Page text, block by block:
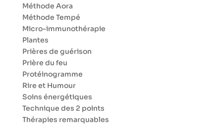
Méthode Aora
Méthode Tempé
Micro-immunothérapie
Plantes
Prières de guérison
Prière du feu
Protéinogramme
Rire et Humour
Soins énergétiques
Technique des 2 points
Thérapies remarquables